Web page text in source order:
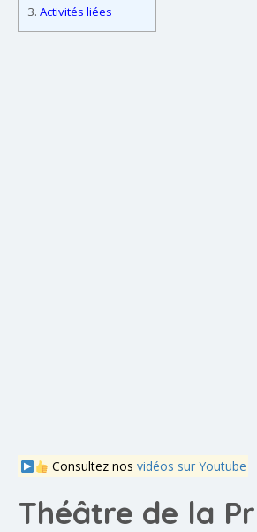
3. Activités liées
Consultez nos vidéos sur Youtube
Théâtre de la